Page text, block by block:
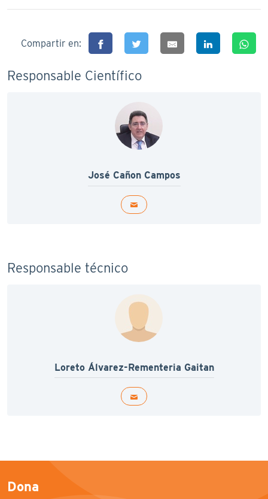
Compartir en:
Responsable Científico
José Cañon Campos
Responsable técnico
Loreto Álvarez-Rementeria Gaitan
Dona